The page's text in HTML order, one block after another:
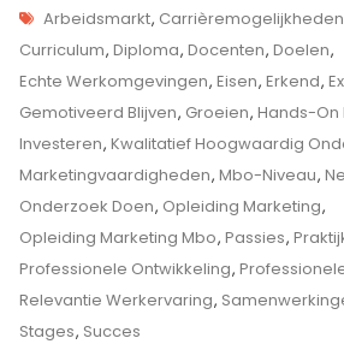
Tags
Arbeidsmarkt, Carrièremogelijkheden
Curriculum, Diploma, Docenten, Doelen,
Echte Werkomgevingen, Eisen, Erkend,
Gemotiveerd Blijven, Groeien, Hands-On
Investeren, Kwalitatief Hoogwaardig
Marketingvaardigheden, Mbo-Niveau,
Onderzoek Doen, Opleiding Marketing,
Opleiding Marketing Mbo, Passies,
Professionele Ontwikkeling,
Relevantie Werkervaring,
Stages, Succes